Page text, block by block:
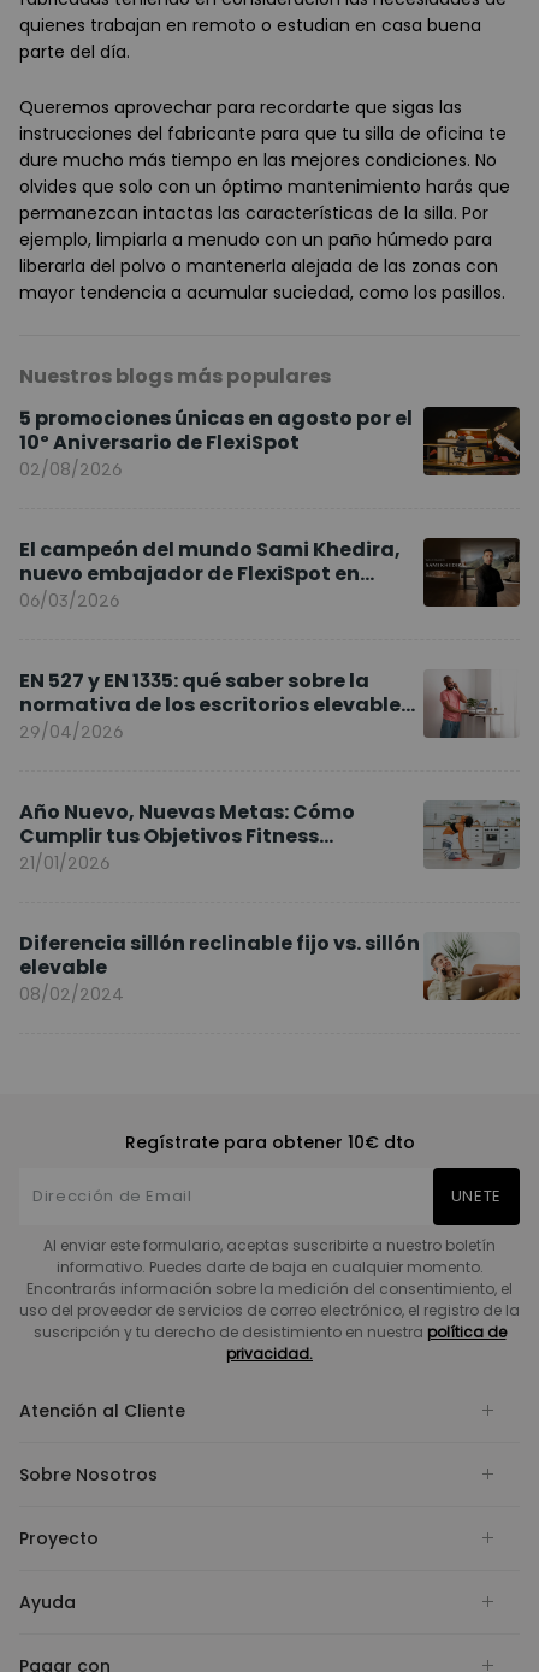
quienes trabajan en remoto o estudian en casa buena
parte del día.
Queremos aprovechar para recordarte que sigas las
instrucciones del fabricante para que tu silla de oficina te
dure mucho más tiempo en las mejores condiciones. No
olvides que solo con un óptimo mantenimiento harás que
permanezcan intactas las características de la silla. Por
ejemplo, limpiarla a menudo con un paño húmedo para
liberarla del polvo o mantenerla alejada de las zonas con
mayor tendencia a acumular suciedad, como los pasillos.
Nuestros blogs más populares
5 promociones únicas en agosto por el
10º Aniversario de FlexiSpot
02/08/2026
El campeón del mundo Sami Khedira,
nuevo embajador de FlexiSpot en
Europa
06/03/2026
EN 527 y EN 1335: qué saber sobre la
normativa de los escritorios elevables
y sillas ergonómicas
29/04/2026
Año Nuevo, Nuevas Metas: Cómo
Cumplir tus Objetivos Fitness
Entrenando en Casa
21/01/2026
Diferencia sillón reclinable fijo vs. sillón
elevable
08/02/2024
Regístrate para obtener 10€ dto
UNETE
Al enviar este formulario, aceptas suscribirte a nuestro boletín
informativo. Puedes darte de baja en cualquier momento.
Encontrarás información sobre la medición del consentimiento, el
uso del proveedor de servicios de correo electrónico, el registro de la
suscripción y tu derecho de desistimiento en nuestra política de
privacidad.
Atención al Cliente
Sobre Nosotros
Proyecto
Ayuda
Pagar con